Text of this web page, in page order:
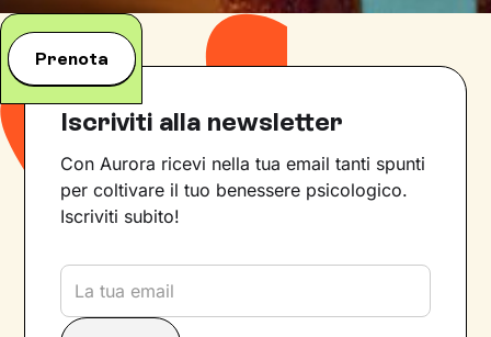
Prenota
Iscriviti alla newsletter
Con Aurora ricevi nella tua email tanti spunti
per coltivare il tuo benessere psicologico.
Iscriviti subito!